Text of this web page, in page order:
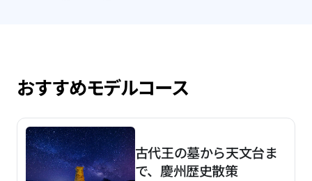
おすすめモデルコース
古代王の墓から天文台ま
で、慶州歴史散策